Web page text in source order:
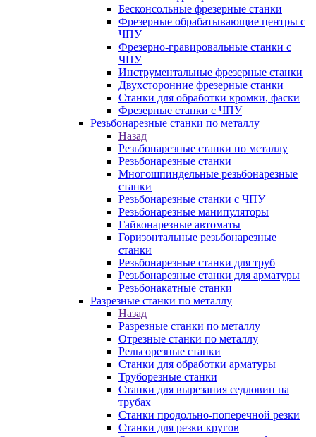
Бесконсольные фрезерные станки
Фрезерные обрабатывающие центры с
ЧПУ
Фрезерно-гравировальные станки с
ЧПУ
Инструментальные фрезерные станки
Двухсторонние фрезерные станки
Станки для обработки кромки, фаски
Фрезерные станки с ЧПУ
Резьбонарезные станки по металлу
Назад
Резьбонарезные станки по металлу
Резьбонарезные станки
Многошпиндельные резьбонарезные
станки
Резьбонарезные станки с ЧПУ
Резьбонарезные манипуляторы
Гайконарезные автоматы
Горизонтальные резьбонарезные
станки
Резьбонарезные станки для труб
Резьбонарезные станки для арматуры
Резьбонакатные станки
Разрезные станки по металлу
Назад
Разрезные станки по металлу
Отрезные станки по металлу
Рельсорезные станки
Станки для обработки арматуры
Труборезные станки
Станки для вырезания седловин на
трубаx
Станки продольно-поперечной резки
Станки для резки кругов